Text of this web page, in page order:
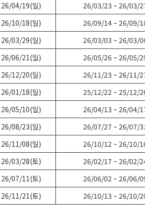
26/04/19(일) 26/03/23 ~ 26/03/
26/10/18(일) 26/09/14 ~ 26/09/
26/03/29(일) 26/03/03 ~ 26/03/
26/06/21(일) 26/05/26 ~ 26/05/
26/12/20(일) 26/11/23 ~ 26/11/
26/01/18(일) 25/12/22 ~ 25/12/
26/05/10(일) 26/04/13 ~ 26/04/
26/08/23(일) 26/07/27 ~ 26/07/
26/11/08(일) 26/10/12 ~ 26/10/
26/03/28(토) 26/02/17 ~ 26/02/
26/07/11(토) 26/06/02 ~ 26/06/
26/11/21(토) 26/10/13 ~ 26/10/